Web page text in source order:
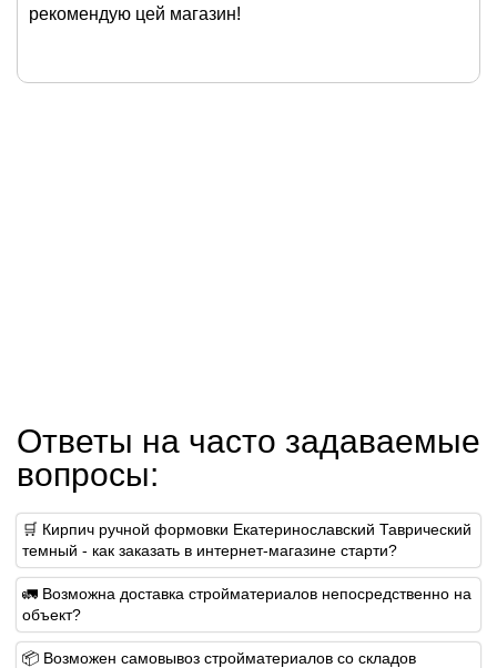
рекомендую цей магазин!
Ответы на часто задаваемые
вопросы:
🛒 Кирпич ручной формовки Екатеринославский Таврический
темный - как заказать в интернет-магазине старти?
🚛 Возможна доставка стройматериалов непосредственно на
объект?
📦 Возможен самовывоз стройматериалов со складов